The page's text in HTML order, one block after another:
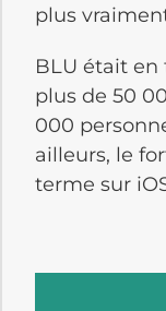
plus
BLU était
plus de 50
000
ailleurs, le
terme sur